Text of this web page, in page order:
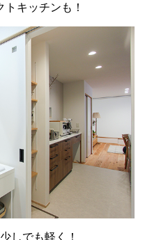
キッチンも！
しでも軽く！